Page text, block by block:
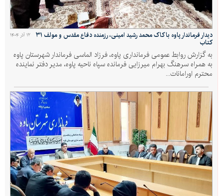
۱۲ آذر ۱۴۰۴ دیدار فرماندار پاوه با کاک محمد رشید امینی، رزمنده دفاع مقدس و مولف ۳۱
کتاب
به گزارش روابط عمومی فرمانداری پاوه، فرزاد الماسی فرماندار شهرستان پاوه
به همراه سرهنگ بهرام میرزایی فرمانده سپاه ناحیه پاوه، مدیر دفتر نماینده
محترم اورامانات...